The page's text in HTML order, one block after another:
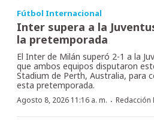
Fútbol Internacional
Inter supera a la
la pretemporada
El Inter de Milán superó 2-1 a la
que ambos equipos disputaron
Stadium de Perth, Australia, para
esta pretemporada.
Agosto 8, 2026 11:16 a. m. · Redacción